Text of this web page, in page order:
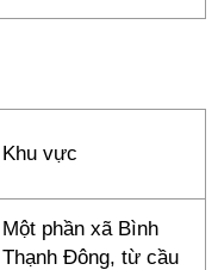
Khu vực
Một phần xã Bình
Thạnh Đông, từ cầu